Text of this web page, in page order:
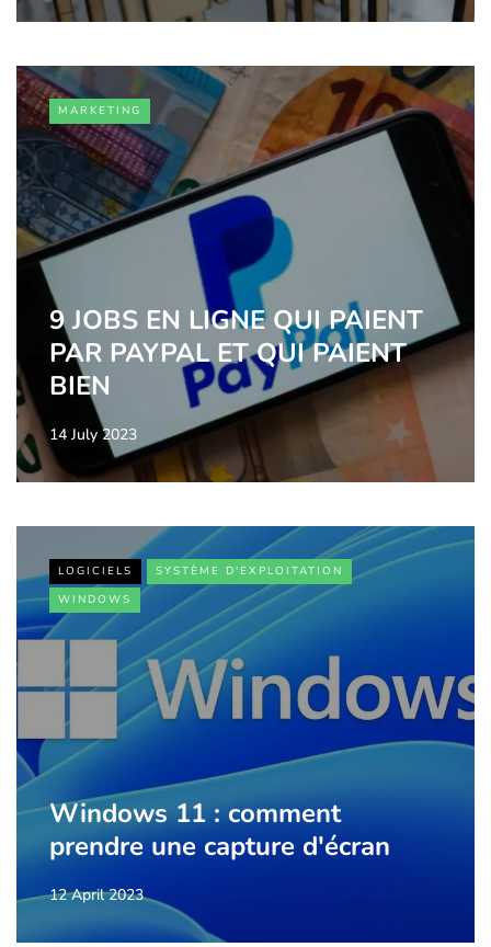
MARKETING
9 JOBS EN LIGNE QUI PAIENT
PAR PAYPAL ET QUI PAIENT
BIEN
14 July 2023
LOGICIELS
SYSTÈME D'EXPLOITATION
WINDOWS
Windows 11 : comment
prendre une capture d'écran
12 April 2023